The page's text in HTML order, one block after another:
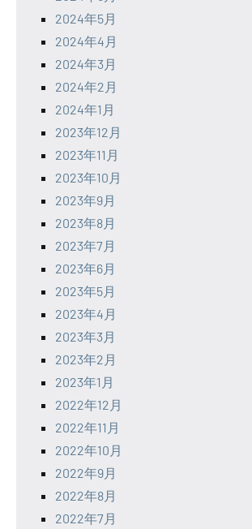
2024年5月
2024年4月
2024年3月
2024年2月
2024年1月
2023年12月
2023年11月
2023年10月
2023年9月
2023年8月
2023年7月
2023年6月
2023年5月
2023年4月
2023年3月
2023年2月
2023年1月
2022年12月
2022年11月
2022年10月
2022年9月
2022年8月
2022年7月